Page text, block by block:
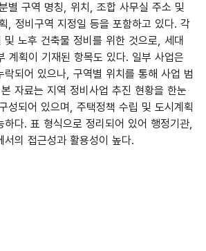
별 구역 명칭, 위치, 조합 사무실 주소 및
, 정비구역 지정일 등을 포함하고 있다. 각
및 노후 건축물 정비를 위한 것으로, 세대
계획이 기재된 항목도 있다. 일부 사업은
락되어 있으나, 구역별 위치를 통해 사업 범
자료는 지역 정비사업 추진 현황을 한눈
성되어 있으며, 주택정책 수립 및 도시계획
하다. 표 형식으로 정리되어 있어 행정기관,
서의 접근성과 활용성이 높다.